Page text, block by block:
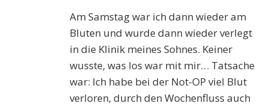
Am Samstag war ich dann wieder am
Bluten und wurde dann wieder verlegt
in die Klinik meines Sohnes. Keiner
wusste, was los war mit mir… Tatsache
war: Ich habe bei der Not-OP viel Blut
verloren, durch den Wochenfluss auch